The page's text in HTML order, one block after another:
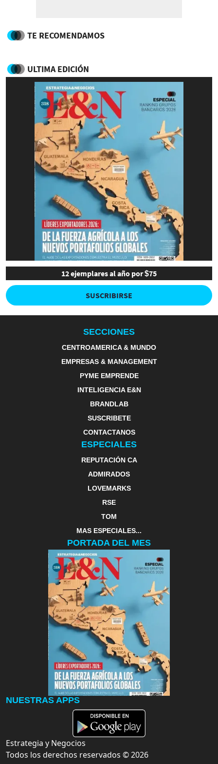
TE RECOMENDAMOS
ULTIMA EDICIÓN
12 ejemplares al año por $75
SUSCRIBIRSE
SECCIONES
CENTROAMERICA & MUNDO
EMPRESAS & MANAGEMENT
PYME EMPRENDE
INTELIGENCIA E&N
BRANDLAB
SUSCRIBETE
CONTACTANOS
ESPECIALES
REPUTACIÓN CA
ADMIRADOS
LOVEMARKS
RSE
TOM
MAS ESPECIALES...
PORTADA DEL MES
NUESTRAS APPS
Estrategia y Negocios
Todos los derechos reservados ©2026